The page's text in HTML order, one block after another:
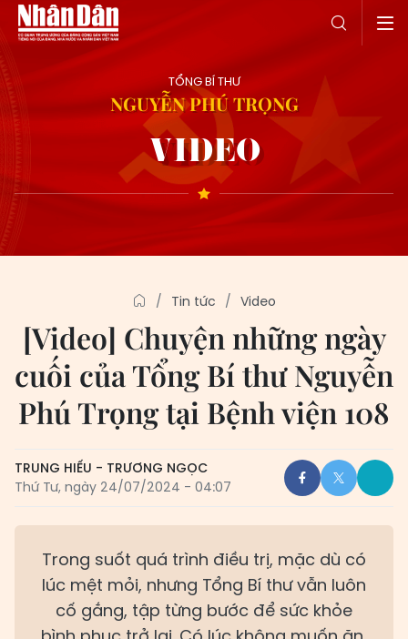
TỔNG BÍ THƯ
NGUYỄN PHÚ TRỌNG
VIDEO
Tin tức Video
[Video] Chuyện những ngày
cuối của Tổng Bí thư Nguyễn
Phú Trọng tại Bệnh viện 108
TRUNG HIẾU - TRƯƠNG NGỌC
Thứ Tư, ngày 24/07/2024 - 04:07
Trong suốt quá trình điều trị, mặc dù có
lúc mệt mỏi, nhưng Tổng Bí thư vẫn luôn
cố gắng, tập từng bước để sức khỏe